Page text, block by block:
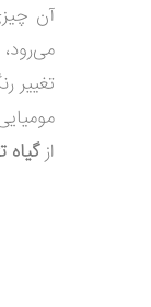
آن
تغییر
از